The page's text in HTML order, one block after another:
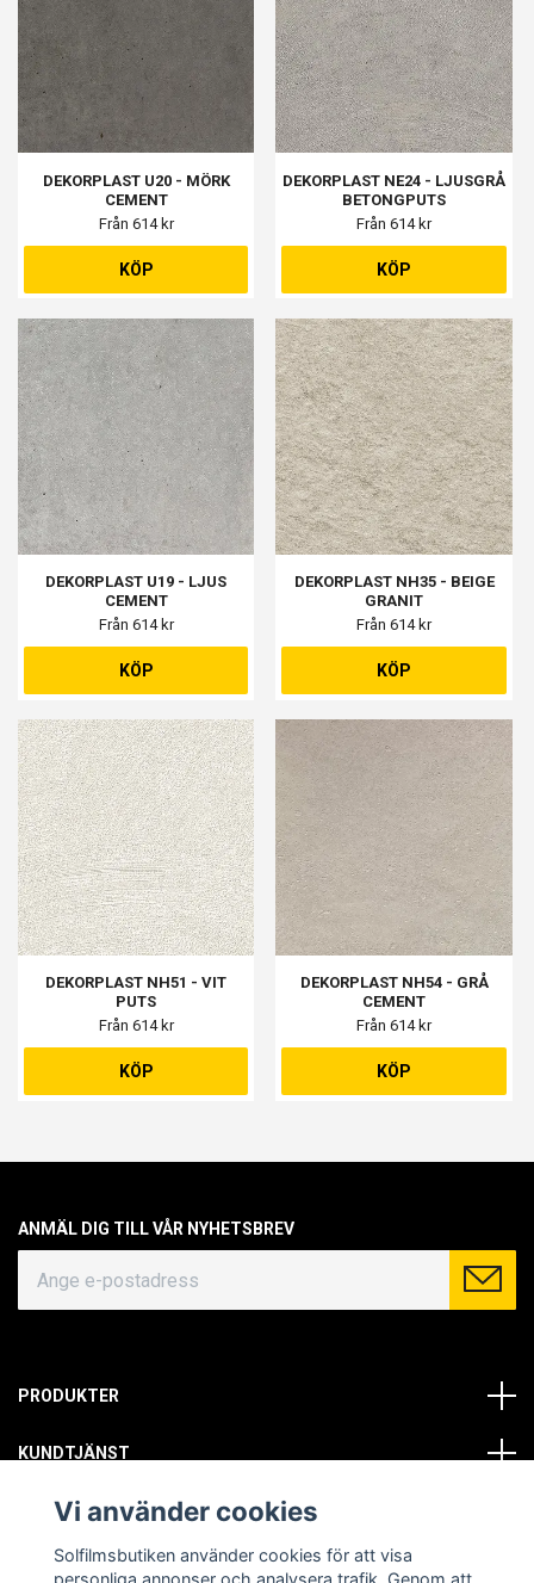
DEKORPLAST U20 - MÖRK
CEMENT
Från 614 kr
KÖP
DEKORPLAST NE24 - LJUSGRÅ
BETONGPUTS
Från 614 kr
KÖP
DEKORPLAST U19 - LJUS
CEMENT
Från 614 kr
KÖP
DEKORPLAST NH35 - BEIGE
GRANIT
Från 614 kr
KÖP
DEKORPLAST NH51 - VIT
PUTS
Från 614 kr
KÖP
DEKORPLAST NH54 - GRÅ
CEMENT
Från 614 kr
KÖP
ANMÄL DIG TILL VÅR NYHETSBREV
PRODUKTER
KUNDTJÄNST
OM OSS
SOCIALA MEDIER
Vi använder cookies
Solfilmsbutiken använder cookies för att visa
personliga annonser och analysera trafik. Genom att